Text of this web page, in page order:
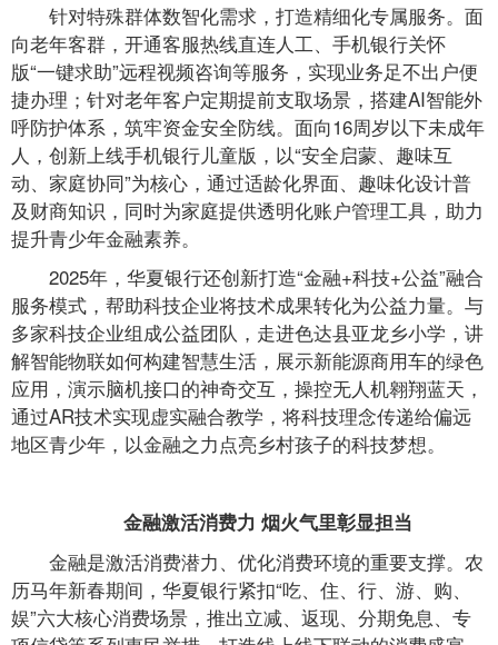
针对特殊群体数智化需求，打造精细化专属服务。面
向老年客群，开通客服热线直连人工、手机银行关怀
版“一键求助”远程视频咨询等服务，实现业务足不出户便
捷办理；针对老年客户定期提前支取场景，搭建AI智能外
呼防护体系，筑牢资金安全防线。面向16周岁以下未成年
人，创新上线手机银行儿童版，以“安全启蒙、趣味互
动、家庭协同”为核心，通过适龄化界面、趣味化设计普
及财商知识，同时为家庭提供透明化账户管理工具，助力
提升青少年金融素养。
2025年，华夏银行还创新打造“金融+科技+公益”融合
服务模式，帮助科技企业将技术成果转化为公益力量。与
多家科技企业组成公益团队，走进色达县亚龙乡小学，讲
解智能物联如何构建智慧生活，展示新能源商用车的绿色
应用，演示脑机接口的神奇交互，操控无人机翱翔蓝天，
通过AR技术实现虚实融合教学，将科技理念传递给偏远
地区青少年，以金融之力点亮乡村孩子的科技梦想。
金融激活消费力 烟火气里彰显担当
金融是激活消费潜力、优化消费环境的重要支撑。农
历马年新春期间，华夏银行紧扣“吃、住、行、游、购、
娱”六大核心消费场景，推出立减、返现、分期免息、专